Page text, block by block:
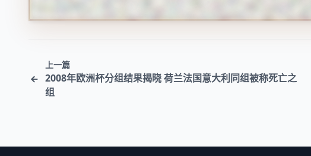
上一篇
2008年欧洲杯分组结果揭晓 荷兰法国意大利同组被称死亡之
组